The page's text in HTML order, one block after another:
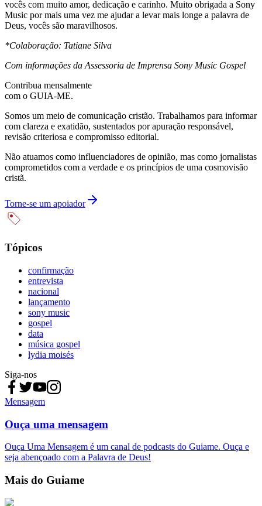
vocês com muito amor, dedicação e carinho. Muito obrigada a Sony
Music por mais uma vez me ajudar a levar mais longe a palavra de
Deus, vocês são maravilhosos.
*Colaboração: Tatiane Silva
Com informações da Assessoria de Imprensa Sony Music Gospel
Contribua mensalmente
com o GUIA-ME.
Somos um meio de comunicação cristão. Trabalhamos para informar
com clareza e exatidão, sustentados por apuração responsável,
revisão criteriosa e compromisso editorial.
Não atuamos como influenciadores de opinião, mas como jornalistas
comprometidos com a verdade e os princípios de uma cosmovisão
cristã.
Torne-se um apoiador
Tópicos
confirmação
entrevista
nacional
lançamento
sony music
gospel
data
música gospel
lydia moisés
Siga-nos
Mensagem
Ouça uma mensagem
Ouça Uma Mensagem é um canal de podcasts do Guiame. Ouça e
seja abençoado com a Palavra de Deus!
Mais do Guiame